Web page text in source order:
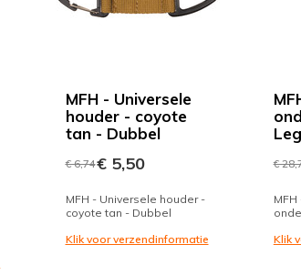
MFH - Universele
houder - coyote
tan - Dubbel
€ 6,74€ 5,50
MFH - Universele houder -
coyote tan - Dubbel
Klik voor verzendinformatie
€
Klik